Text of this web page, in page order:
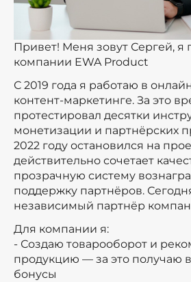
Привет! Меня зовут Сергей, я
компании EWA Product
С 2019 года я работаю в
контент-маркетинге. За это
протестировал десятки
монетизации и партнёрских
2022 году остановился на
действительно сочетает
прозрачную систему
поддержку партнёров.
независимый партнёр
Для компании я:
- Создаю товарооборот и
продукцию — за это получаю
бонусы